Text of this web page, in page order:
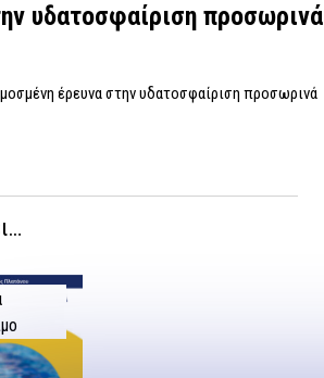
υδατοσφαίριση προσωρινά
έρευνα στην υδατοσφαίριση προσωρινά